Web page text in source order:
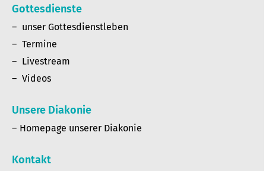
Gottesdienste
unser Gottesdienstleben
Termine
Livestream
Videos
Unsere Diakonie
Homepage unserer Diakonie
Kontakt